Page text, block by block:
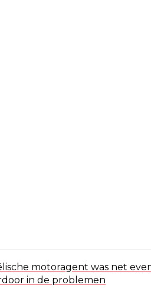
motoragent was net
in de problemen